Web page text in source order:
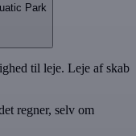
Park
til leje. Leje af skab
regner, selv om